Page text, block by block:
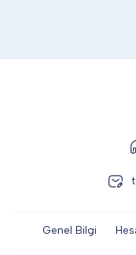
Genel Bilgi